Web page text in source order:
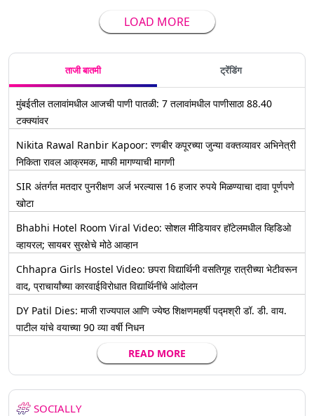
LOAD MORE
ताजी बातमी ट्रेंडिंग
मुंबईतील तलावांमधील आजची पाणी पातळी: 7 तलावांमधील पाणीसाठा 88.40
टक्क्यांवर
Nikita Rawal Ranbir Kapoor: रणबीर कपूरच्या जुन्या वक्तव्यावर अभिनेत्री
निकिता रावल आक्रमक, माफी मागण्याची मागणी
SIR अंतर्गत मतदार पुनरीक्षण अर्ज भरल्यास 16 हजार रुपये मिळण्याचा दावा पूर्णपणे
खोटा
Bhabhi Hotel Room Viral Video: सोशल मीडियावर हॉटेलमधील व्हिडिओ
व्हायरल; सायबर सुरक्षेचे मोठे आव्हान
Chhapra Girls Hostel Video: छपरा विद्यार्थिनी वसतिगृह रात्रीच्या भेटीवरून
वाद, प्राचार्यांच्या कारवाईविरोधात विद्यार्थिनींचे आंदोलन
DY Patil Dies: माजी राज्यपाल आणि ज्येष्ठ शिक्षणमहर्षी पद्मश्री डॉ. डी. वाय.
पाटील यांचे वयाच्या 90 व्या वर्षी निधन
READ MORE
SOCIALLY